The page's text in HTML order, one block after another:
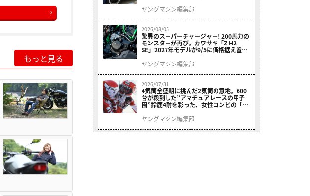
もっと見る
結！
ヤングマシン編集部
2026/08/05
驚異のスーパーチャージャー! 200馬力の
モンスターが再び。カワサキ「Z H2
SE」2027年モデルが9/5に価格据え置き
ヤングマシン編集部
2026/07/31
4気筒全盛期に挑んだ2気筒の意地。600
台が殺到した”アマチュアレースの甲子
園”鈴鹿4耐を彩った、女性コンビの「ス
ヤングマシン編集部